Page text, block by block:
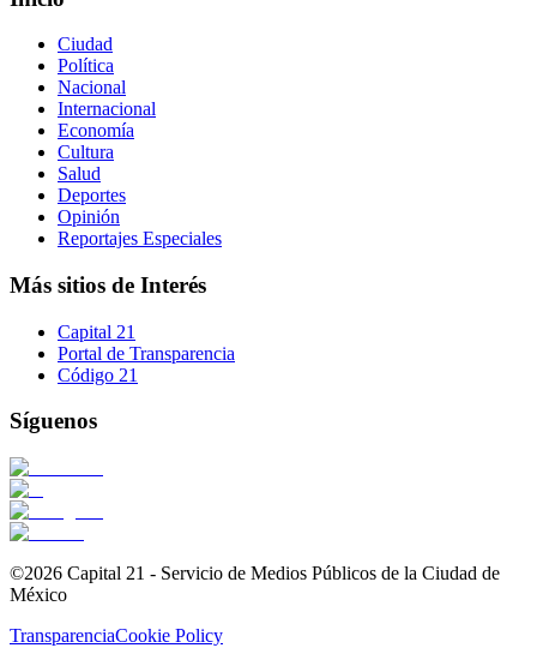
Ciudad
Política
Nacional
Internacional
Economía
Cultura
Salud
Deportes
Opinión
Reportajes Especiales
Más sitios de Interés
Capital 21
Portal de Transparencia
Código 21
Síguenos
©2026 Capital 21 - Servicio de Medios Públicos de la Ciudad de
México
TransparenciaCookie Policy